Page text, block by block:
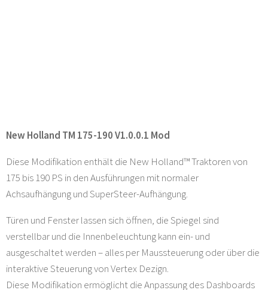
New Holland TM 175-190 V1.0.0.1 Mod
Diese Modifikation enthält die New Holland™ Traktoren von
175 bis 190 PS in den Ausführungen mit normaler
Achsaufhängung und SuperSteer-Aufhängung.
Türen und Fenster lassen sich öffnen, die Spiegel sind
verstellbar und die Innenbeleuchtung kann ein- und
ausgeschaltet werden – alles per Maussteuerung oder über die
interaktive Steuerung von Vertex Dezign.
Diese Modifikation ermöglicht die Anpassung des Dashboards